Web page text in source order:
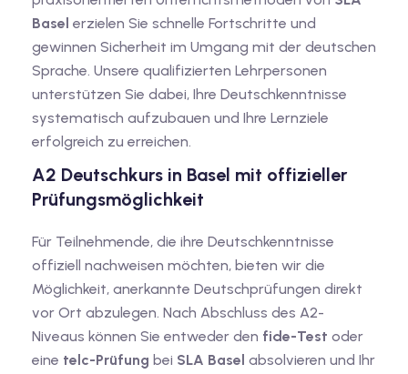
Basel erzielen Sie schnelle Fortschritte und
gewinnen Sicherheit im Umgang mit der deutschen
Sprache. Unsere qualifizierten Lehrpersonen
unterstützen Sie dabei, Ihre Deutschkenntnisse
systematisch aufzubauen und Ihre Lernziele
erfolgreich zu erreichen.
A2 Deutschkurs in Basel mit offizieller
Prüfungsmöglichkeit
Für Teilnehmende, die ihre Deutschkenntnisse
offiziell nachweisen möchten, bieten wir die
Möglichkeit, anerkannte Deutschprüfungen direkt
vor Ort abzulegen. Nach Abschluss des A2-
Niveaus können Sie entweder den fide-Test oder
eine telc-Prüfung bei SLA Basel absolvieren und Ihr